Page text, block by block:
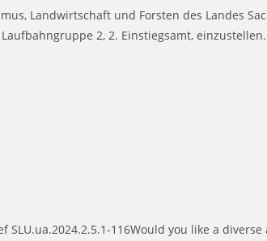
Landwirtschaft und Forsten des Landes
2, 2. Einstiegsamt,
116Would you like a